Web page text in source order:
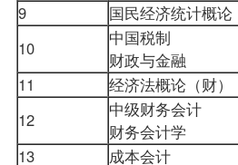
9
国民经济统计概论
10
中国税制
财政与金融
11
经济法概论 （财）
12
中级财务会计
财务会计学
13
成本会计